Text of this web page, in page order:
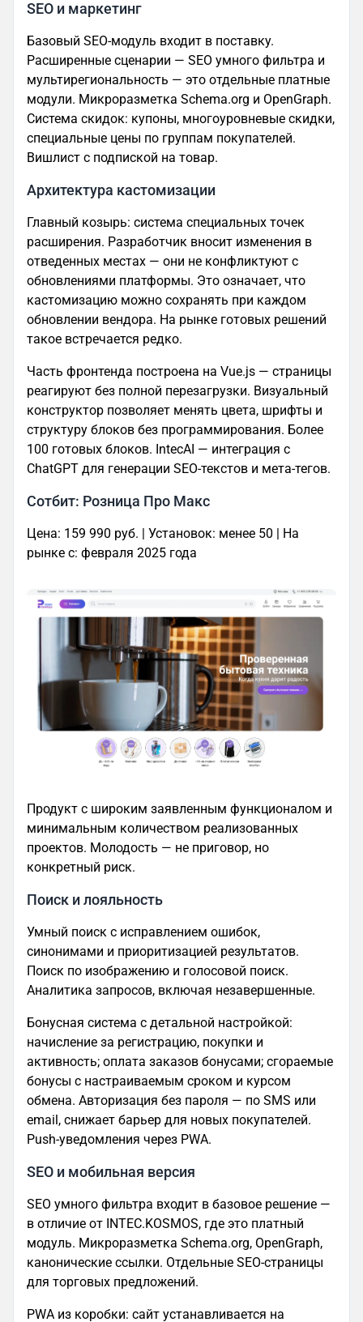
SEO и маркетинг
Базовый SEO-модуль входит в поставку.
Расширенные сценарии — SEO умного фильтра и
мультирегиональность — это отдельные платные
модули. Микроразметка Schema.org и OpenGraph.
Система скидок: купоны, многоуровневые скидки,
специальные цены по группам покупателей.
Вишлист с подпиской на товар.
Архитектура кастомизации
Главный козырь: система специальных точек
расширения. Разработчик вносит изменения в
отведенных местах — они не конфликтуют с
обновлениями платформы. Это означает, что
кастомизацию можно сохранять при каждом
обновлении вендора. На рынке готовых решений
такое встречается редко.
Часть фронтенда построена на Vue.js — страницы
реагируют без полной перезагрузки. Визуальный
конструктор позволяет менять цвета, шрифты и
структуру блоков без программирования. Более
100 готовых блоков. IntecAI — интеграция с
ChatGPT для генерации SEO-текстов и мета-тегов.
Сотбит: Розница Про Макс
Цена: 159 990 руб. | Установок: менее 50 | На
рынке с: февраля 2025 года
Продукт с широким заявленным функционалом и
минимальным количеством реализованных
проектов. Молодость — не приговор, но
конкретный риск.
Поиск и лояльность
Умный поиск с исправлением ошибок,
синонимами и приоритизацией результатов.
Поиск по изображению и голосовой поиск.
Аналитика запросов, включая незавершенные.
Бонусная система с детальной настройкой:
начисление за регистрацию, покупки и
активность; оплата заказов бонусами; сгораемые
бонусы с настраиваемым сроком и курсом
обмена. Авторизация без пароля — по SMS или
email, снижает барьер для новых покупателей.
Push-уведомления через PWA.
SEO и мобильная версия
SEO умного фильтра входит в базовое решение —
в отличие от INTEC.KOSMOS, где это платный
модуль. Микроразметка Schema.org, OpenGraph,
канонические ссылки. Отдельные SEO-страницы
для торговых предложений.
PWA из коробки: сайт устанавливается на